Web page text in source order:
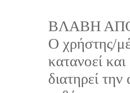
ΒΛΑΒΗ
Ο χρήστης/
κατανοεί και
διατηρεί